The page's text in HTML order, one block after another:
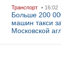
Транспорт • 16:02
Больше 200
машин такси
Московской